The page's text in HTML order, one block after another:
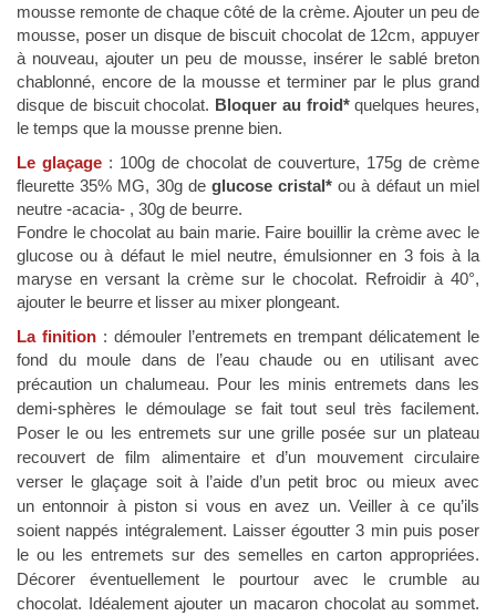
mousse remonte de chaque côté de la crème. Ajouter un peu de
mousse, poser un disque de biscuit chocolat de 12cm, appuyer
à nouveau, ajouter un peu de mousse, insérer le sablé breton
chablonné, encore de la mousse et terminer par le plus grand
disque de biscuit chocolat. Bloquer au froid*quelques heures,
le temps que la mousse prenne bien.
Le glaçage : 100g de chocolat de couverture, 175g de crème
fleurette 35% MG, 30g deglucose cristal* ou à défaut un miel
neutre -acacia- , 30g de beurre.
Fondre le chocolat au bain marie. Faire bouillir la crème avec le
glucose ou à défaut le miel neutre, émulsionner en 3 fois à la
maryse en versant la crème sur le chocolat. Refroidir à 40°,
ajouter le beurre et lisser au mixer plongeant.
La finition: démouler l’entremets en trempant délicatement le
fond du moule dans de l’eau chaude ou en utilisant avec
précaution un chalumeau. Pour les minis entremets dans les
demi-sphères le démoulage se fait tout seul très facilement.
Poser le ou les entremets sur une grille posée sur un plateau
recouvert de film alimentaire et d’un mouvement circulaire
verser leglaçage soit à l’aide d’un petit broc ou mieux avec
unentonnoir à piston si vous en avez un. Veiller à ce qu’ils
soient nappés intégralement. Laisser égoutter 3 min puis poser
le ou les entremets sur des semelles en carton appropriées.
Décorer éventuellement le pourtour avec le crumble au
chocolat. Idéalement ajouter un macaron chocolat au sommet.